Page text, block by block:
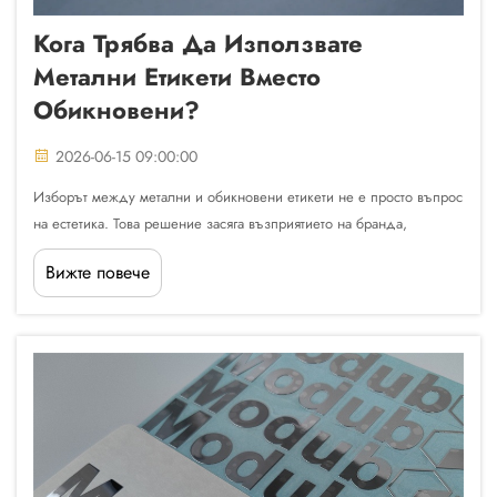
Кога Трябва Да Използвате
Метални Етикети Вместо
Обикновени?
2026-06-15 09:00:00
Изборът между метални и обикновени етикети не е просто въпрос
на естетика. Това решение засяга възприятието на бранда,
съвместимостта с повърхността, експозицията към външни фактори
и очакванията за дълготрайна издръжливост на приложението.
Независимо дали...
Вижте повече